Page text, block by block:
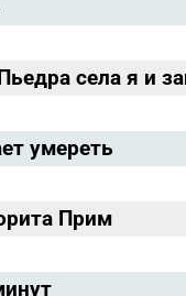
села я и
умереть
Прим